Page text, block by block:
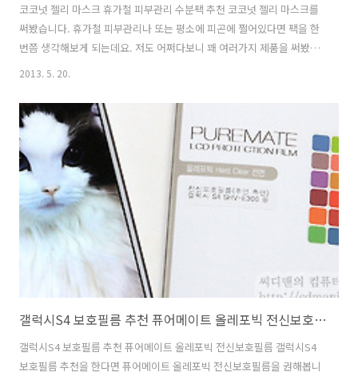
코코넛 젤리 마스크 휴가철 피부관리 수분팩 추천 코코넛 젤리 마스크를
써봤습니다. 휴가철 피부관리나 또는 평소에 피곤에 쩔어있다면 팩을 한
번쯤 생각해보게 되는데요. 저도 어쩌다보니 꽤 여러가지 제품을 써봤는
데요. 그리고 피부관련 블로거분의 글도 많이 봤구요. 코코넛 젤리 마스
말랑한 재질의 팩 입니다. 고무팩같은 느낌이죠. 보습성이 상당히 좋고
밀착력이 상당히 좋아서 추천 되는 팩이기도 합니다. 물론 가격이 그렇게
저렴한편은 아니지만요. 수분팩도 써보긴 했었지만 마스크팩 으로도 충
분히 그런 효과를 낼 수 있습니다. 코코넛 젤리 마스크 설명에 붙이기 어
려울것이라는 글을 봤는데 실제로 써본 느낌으로는 어렵지 않더군요. 실
제 얼굴에 붙여야하는 마..
2013. 5. 20.
갤럭시S4 보호필름 추천 퓨어메이트 올레포빅 전신보호필름
갤럭시S4 보호필름 추천 퓨어메이트 올레포빅 전신보호필름 갤럭시S4
보호필름 추천을 한다면 퓨어메이트 올레포빅 전신보호필름을 권해봅니